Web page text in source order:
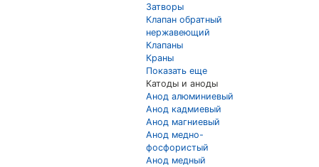
Затворы
Клапан обратный
нержавеющий
Клапаны
Краны
Показать еще
Катоды и аноды
Анод алюминиевый
Анод кадмиевый
Анод магниевый
Анод медно-
фосфористый
Анод медный